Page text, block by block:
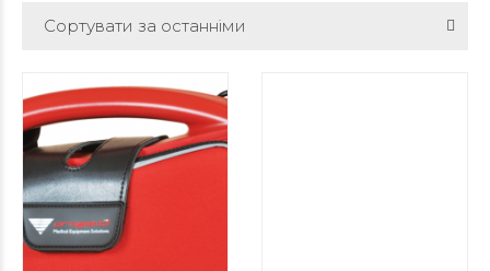
Сортувати за останніми